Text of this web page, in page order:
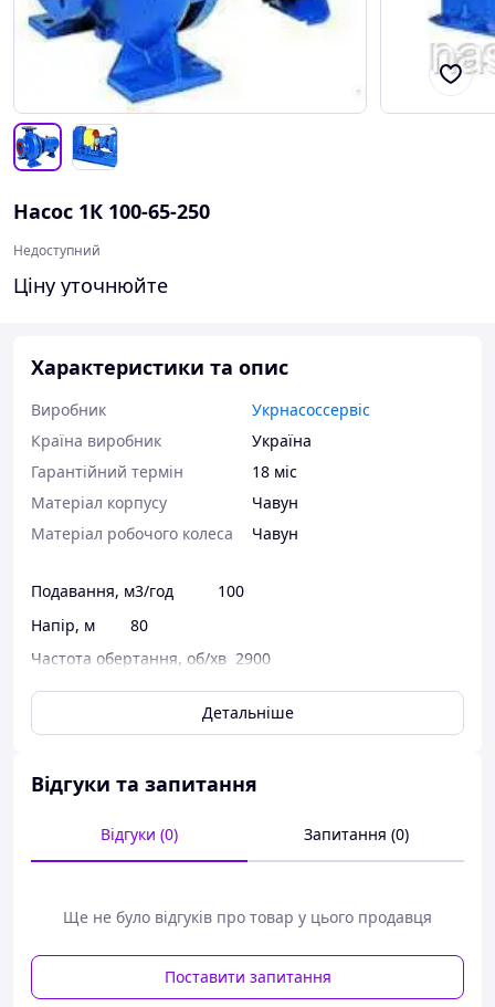
Насос 1К 100-65-250
Недоступний
Ціну уточнюйте
Характеристики та опис
Виробник
Укрнасоссервіс
Країна виробник
Україна
Гарантійний термін
18 міс
Матеріал корпусу
Чавун
Матеріал робочого колеса
Чавун
Подавання, м3/год 100
Напір, м 80
Частота обертання, об/хв 2900
Споживана потужність, кВт 40
Гідравлічна характеристика насосів 1К 100-65-250
КПД насоса, % 67
Маса насоса, кг 90
ГАБАРІТНА ХАРАКТЕРИСТИКА1К 100-65-250
Центробежне колесо складається з двох дисків, між
якими, з'єднуючи їх у єдину конструкцію, розміщені
Детальніше
Відгуки та запитання
Відгуки (0) Запитання (0)
Ще не було відгуків про товар у цього продавця
Поставити запитання